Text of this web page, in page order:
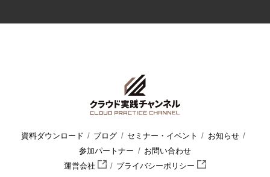
資料ダウンロード ブログ セミナー・イベント
お知らせ
参加パートナー
お問い合わせ
運営会社
プライバシーポリシー